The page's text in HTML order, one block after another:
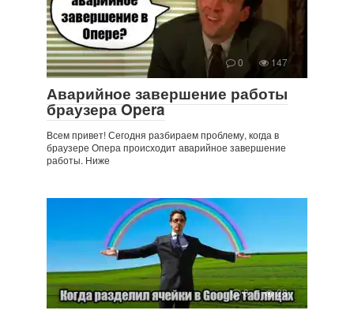
0 147
Аварийное завершение работы
браузера Opera
Всем привет! Сегодня разбираем проблему, когда в
браузере Опера происходит аварийное завершение
работы. Ниже
0 23